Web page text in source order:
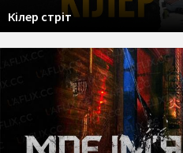
Кілер стріт